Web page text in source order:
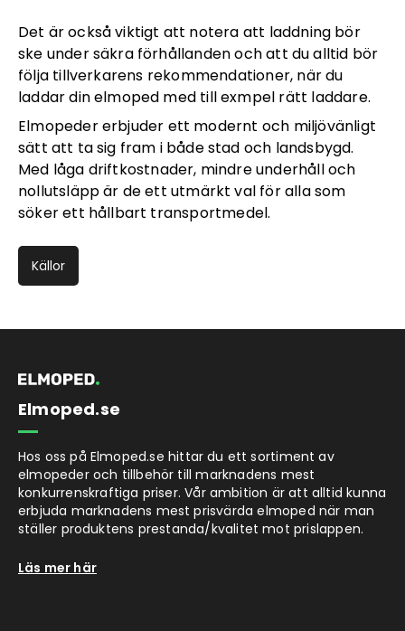
Det är också viktigt att notera att laddning bör
ske under säkra förhållanden och att du alltid bör
följa tillverkarens rekommendationer, när du
laddar din elmoped med till exmpel rätt laddare.
Elmopeder erbjuder ett modernt och miljövänligt
sätt att ta sig fram i både stad och landsbygd.
Med låga driftkostnader, mindre underhåll och
nollutsläpp är de ett utmärkt val för alla som
söker ett hållbart transportmedel.
Källor
Elmoped.se
Hos oss på Elmoped.se hittar du ett sortiment av
elmopeder och tillbehör till marknadens mest
konkurrenskraftiga priser. Vår ambition är att alltid kunna
erbjuda marknadens mest prisvärda elmoped när man
ställer produktens prestanda/kvalitet mot prislappen.
Läs mer här